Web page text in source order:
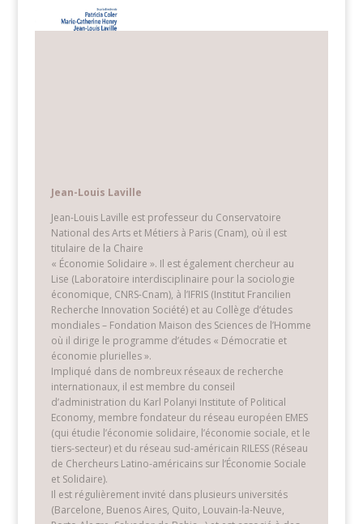
citoyens et démocratie
les réflexions entre chercheurs et acteurs associatifs de
divers secteurs (culture, défense des droits, éducation
populaire, social…) propose un ensemble d’analyses
originales pour penser l’avenir du monde associatif.
lire plus…
Réinventer l’association
Editions Desclée de Brouwer, octobre 2019,
Jean-Louis Laville
Jean-Louis Laville est professeur du Conservatoire
National des Arts et Métiers à Paris (Cnam), où il est
titulaire de la Chaire
« Économie Solidaire ». Il est également chercheur au
Lise (Laboratoire interdisciplinaire pour la sociologie
économique, CNRS-Cnam), à l’IFRIS (Institut Francilien
Recherche Innovation Société) et au Collège d’études
mondiales – Fondation Maison des Sciences de l’Homme
où il dirige le programme d’études « Démocratie et
économie plurielles ».
Impliqué dans de nombreux réseaux de recherche
internationaux, il est membre du conseil
d’administration du Karl Polanyi Institute of Political
Economy, membre fondateur du réseau européen EMES
(qui étudie l’économie solidaire, l’économie sociale, et le
tiers-secteur) et du réseau sud-américain RILESS (Réseau
de Chercheurs Latino-américains sur l’Économie Sociale
et Solidaire).
Il est régulièrement invité dans plusieurs universités
(Barcelone, Buenos Aires, Quito, Louvain-la-Neuve,